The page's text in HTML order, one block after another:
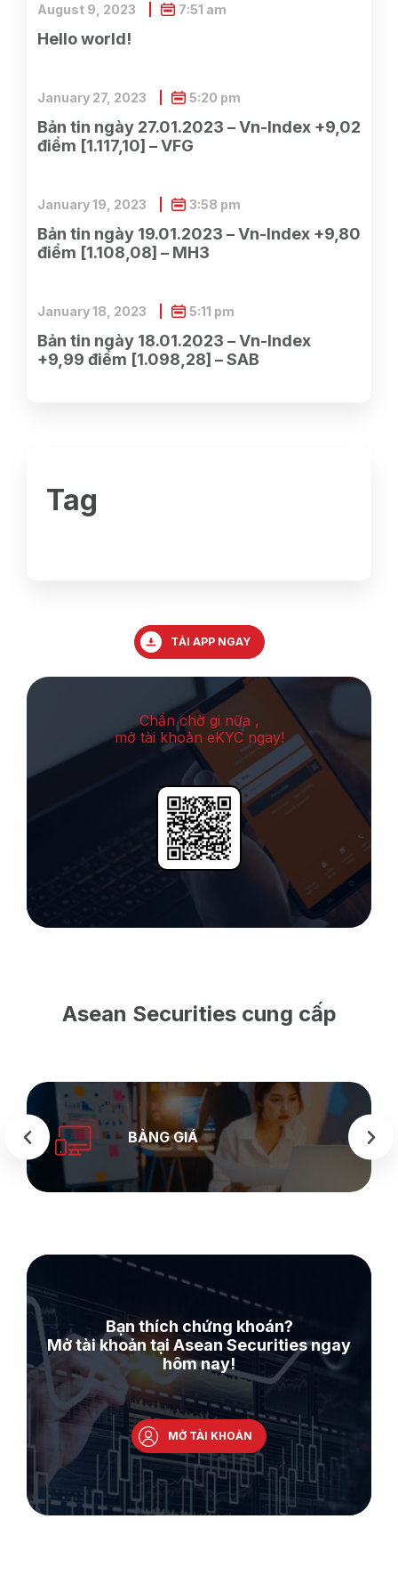
Hello world!
August 9, 2023 7:51 am
Bản tin ngày 27.01.2023 – Vn-Index +9,02
điểm [1.117,10] – VFG
January 27, 2023 5:20 pm
Bản tin ngày 19.01.2023 – Vn-Index +9,80
điểm [1.108,08] – MH3
January 19, 2023 3:58 pm
Bản tin ngày 18.01.2023 – Vn-Index
+9,99 điểm [1.098,28] – SAB
January 18, 2023 5:11 pm
Tag
TẢI APP NGAY
Chần chờ gi nữa ,
mở tài khoản eKYC ngay!
Asean Securities cung cấp
BẢNG GIÁ
Bạn thích chứng khoán?
Mở tài khoản tại Asean Securities ngay
hôm nay!
MỞ TÀI KHOẢN